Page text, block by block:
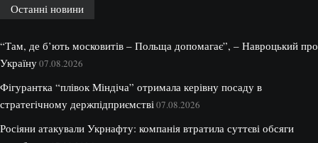
Останні новини
“Там, де б’ють московитів – Польща допомагає”, – Навроцький про
Україну07.08.2026
Фігурантка “плівок Міндіча” отримала керівну посаду в
стратегічному держпідприємстві 07.08.2026
Росіяни атакували Укрнафту: компанія втратила суттєві обсяги